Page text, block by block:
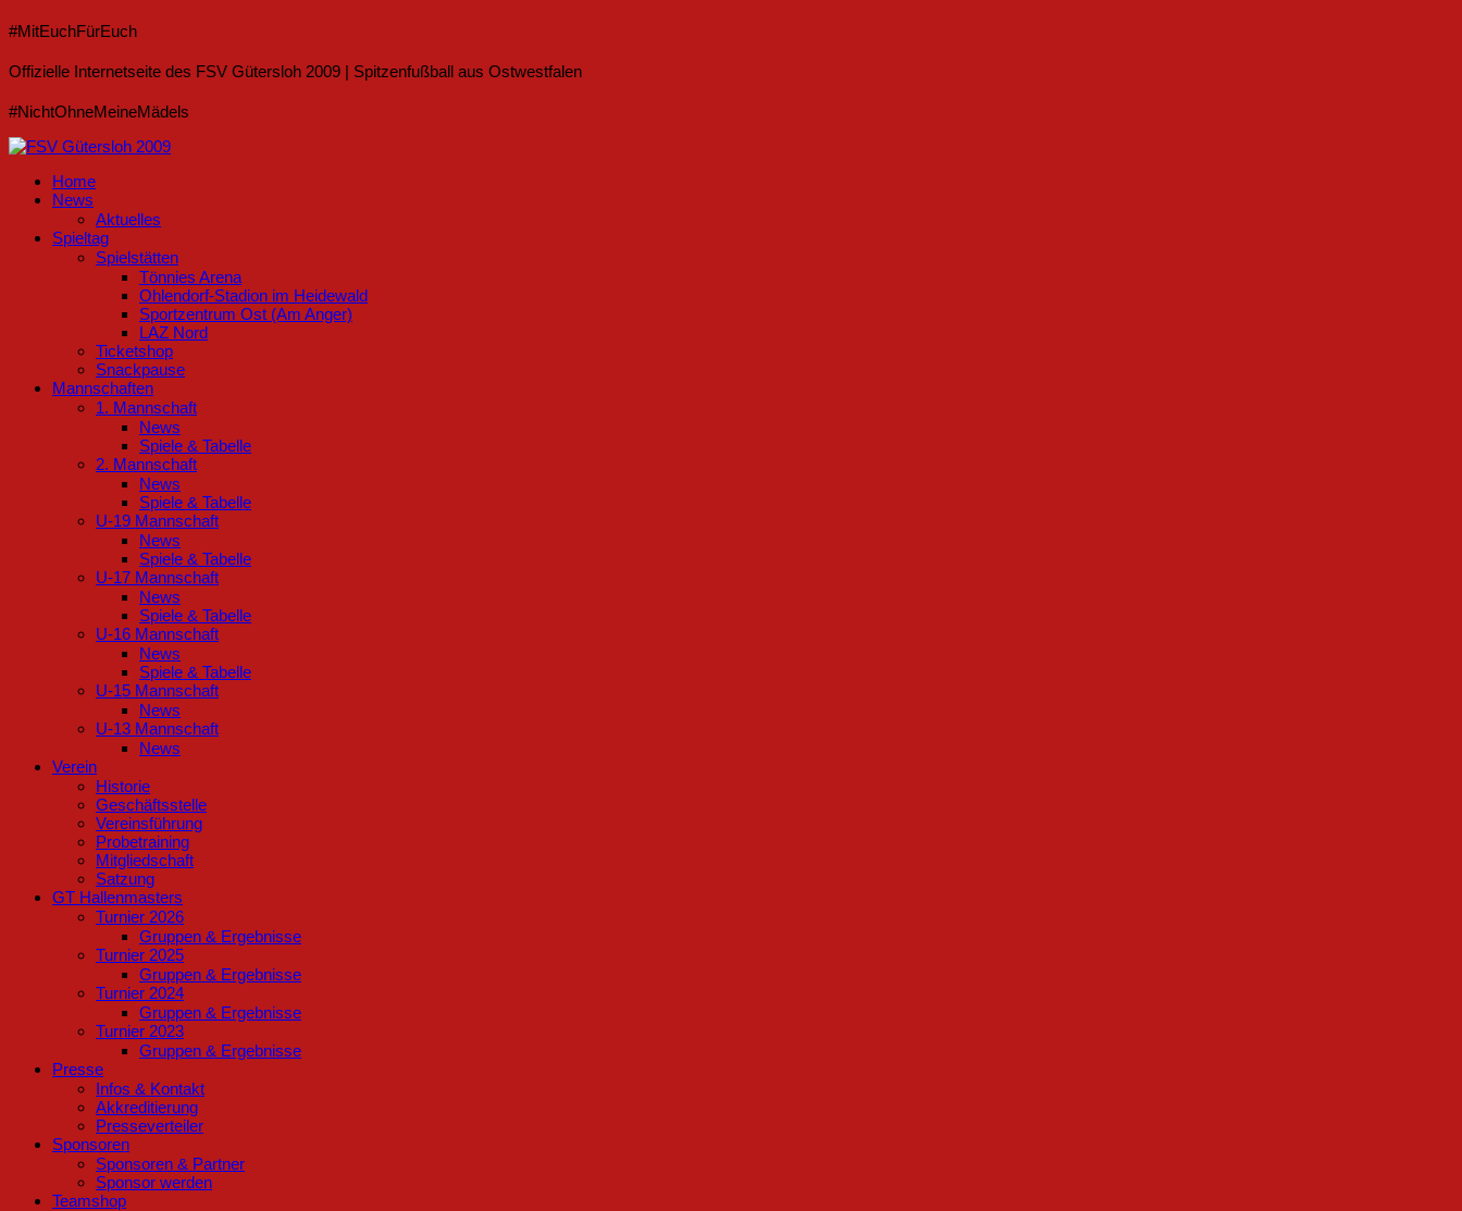
#MitEuchFürEuch
Offizielle Internetseite des FSV Gütersloh 2009 | Spitzenfußball aus Ostwestfalen
#NichtOhneMeineMädels
Home
News
Aktuelles
Spieltag
Spielstätten
Tönnies Arena
Ohlendorf-Stadion im Heidewald
Sportzentrum Ost (Am Anger)
LAZ Nord
Ticketshop
Snackpause
Mannschaften
1. Mannschaft
News
Spiele & Tabelle
2. Mannschaft
News
Spiele & Tabelle
U-19 Mannschaft
News
Spiele & Tabelle
U-17 Mannschaft
News
Spiele & Tabelle
U-16 Mannschaft
News
Spiele & Tabelle
U-15 Mannschaft
News
U-13 Mannschaft
News
Verein
Historie
Geschäftsstelle
Vereinsführung
Probetraining
Mitgliedschaft
Satzung
GT Hallenmasters
Turnier 2026
Gruppen & Ergebnisse
Turnier 2025
Gruppen & Ergebnisse
Turnier 2024
Gruppen & Ergebnisse
Turnier 2023
Gruppen & Ergebnisse
Presse
Infos & Kontakt
Akkreditierung
Presseverteiler
Sponsoren
Sponsoren & Partner
Sponsor werden
Teamshop